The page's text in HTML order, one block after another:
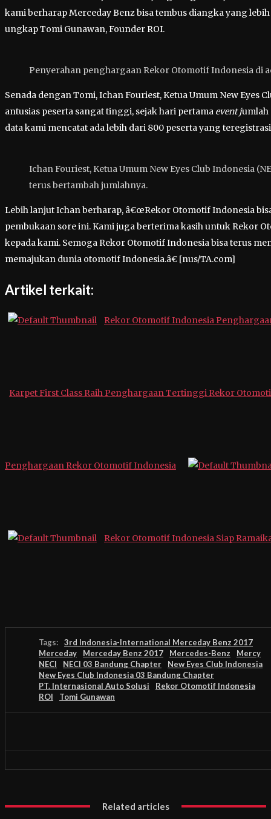
kami berharap Merceday Benz bisa tembus diangka yang
ungkap Tomi Gunawan, Founder ROI.
Penyerahan penghargaan Rekor Otomotif Indonesia di
Senada dengan Tomi, Ichan Fouriest, Ketua Umum New Eyes
antusias peserta sangat tinggi, sejak hari pertama event jumlah
data kami mencatat ada lebih dari 800 peserta yang
Ichan Fouriest, Ketua Umum New Eyes Club Indonesia
terus bertambah jumlahnya.
Lebih lanjut Ichan berharap, â€œRekor Otomotif Indonesia
pembukaan sore ini. Kami juga berterima kasih untuk Rekor
kepada kami. Semoga Rekor Otomotif Indonesia bisa terus
memajukan dunia otomotif Indonesia.â€ [nus/TA.com]
Artikel terkait:
Rekor Otomotif Indonesia
Karpet First Class Raih Penghargaan Tertinggi Rekor
Penghargaan Rekor Otomotif Indonesia
Rekor Otomotif Indonesia Siap
Tags:
3rd Indonesia-International Merceday Benz 2017
Merceday
Merceday Benz 2017 Mercedes-Benz
Mercy
NECI
NECI 03 Bandung Chapter
New Eyes Club Indonesia
New Eyes Club Indonesia 03 Bandung Chapter
PT. Internasional Auto Solusi
Rekor Otomotif Indonesia
ROI
Tomi Gunawan
Related articles